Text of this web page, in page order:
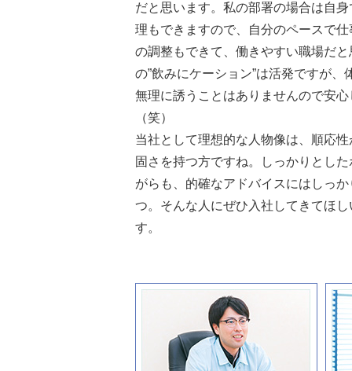
だと思います。私の部署の場合は自
理もできますので、自分のペースで
の調整もできて、働きやすい職場だ
の”飲みにケーション”は活発ですが、
無理に誘うことはありませんので安
（笑）
当社として理想的な人物像は、順応
固さを持つ方ですね。しっかりとし
がらも、的確なアドバイスにはしっ
つ。そんな人にぜひ入社してきてほ
す。